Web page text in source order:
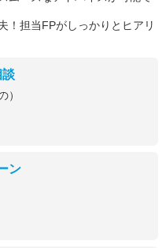
！担当FPがしっかりとヒアリ
談
）
ン